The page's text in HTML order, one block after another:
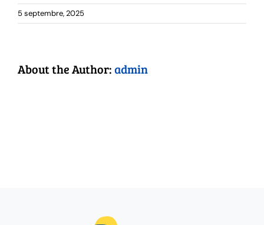
5 septembre, 2025
About the Author:admin